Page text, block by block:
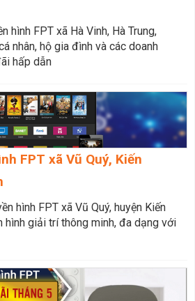
hình FPT xã Hà Vinh, Hà Trung,
nhân, hộ gia đình và các doanh
hấp dẫn
FPT xã Vũ Quý, Kiến
hình FPT xã Vũ Quý, huyện Kiến
hình giải trí thông minh, đa dạng với